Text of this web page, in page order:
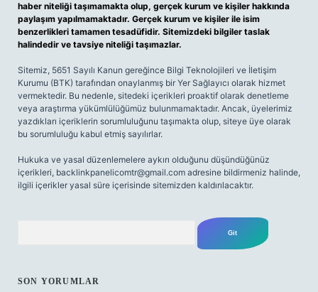
haber niteliği taşımamakta olup, gerçek kurum ve kişiler hakkında
paylaşım yapılmamaktadır. Gerçek kurum ve kişiler ile isim
benzerlikleri tamamen tesadüfidir. Sitemizdeki bilgiler taslak
halindedir ve tavsiye niteliği taşımazlar.
Sitemiz, 5651 Sayılı Kanun gereğince Bilgi Teknolojileri ve İletişim
Kurumu (BTK) tarafından onaylanmış bir Yer Sağlayıcı olarak hizmet
vermektedir. Bu nedenle, sitedeki içerikleri proaktif olarak denetleme
veya araştırma yükümlülüğümüz bulunmamaktadır. Ancak, üyelerimiz
yazdıkları içeriklerin sorumluluğunu taşımakta olup, siteye üye olarak
bu sorumluluğu kabul etmiş sayılırlar.
Hukuka ve yasal düzenlemelere aykırı olduğunu düşündüğünüz
içerikleri, backlinkpanelicomtr@gmail.com adresine bildirmeniz halinde,
ilgili içerikler yasal süre içerisinde sitemizden kaldırılacaktır.
SON YORUMLAR